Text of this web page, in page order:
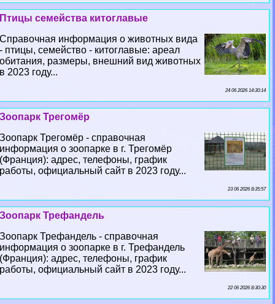
Птицы семейства китоглавые
Справочная информация о животных вида
- птицы, семейство - китоглавые: ареал
обитания, размеры, внешний вид животных
в 2023 году...
24 06 2026 14:30:14
Зоопарк Трегомёр
Зоопарк Трегомёр - справочная
информация о зоопарке в г. Трегомёр
(Франция): адрес, телефоны, график
работы, официальный сайт в 2023 году...
23 06 2026 8:35:57
Зоопарк Трефандель
Зоопарк Трефандель - справочная
информация о зоопарке в г. Трефандель
(Франция): адрес, телефоны, график
работы, официальный сайт в 2023 году...
22 06 2026 8:30:30